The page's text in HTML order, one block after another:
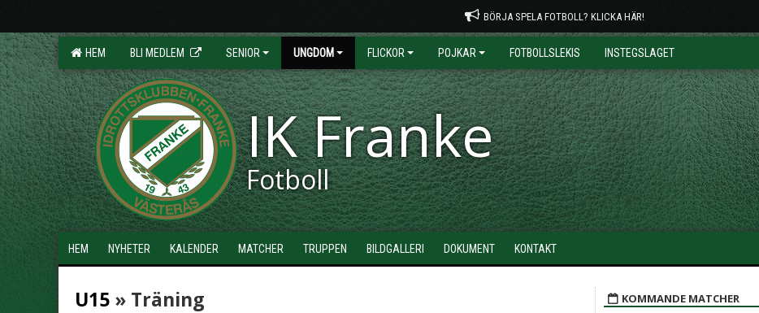
BÖRJA SPELA FOTBOLL? KLICKA HÄR!
HEM BLI MEDLEM SENIOR UNGDOM FLICKOR POJKAR FOTBOLLSLEKIS INSTEGSLAGET
IK Franke
Fotboll
HEM NYHETER KALENDER MATCHER TRUPPEN BILDGALLERI DOKUMENT KONTAKT
U15 » Träning KOMMANDE MATCHER